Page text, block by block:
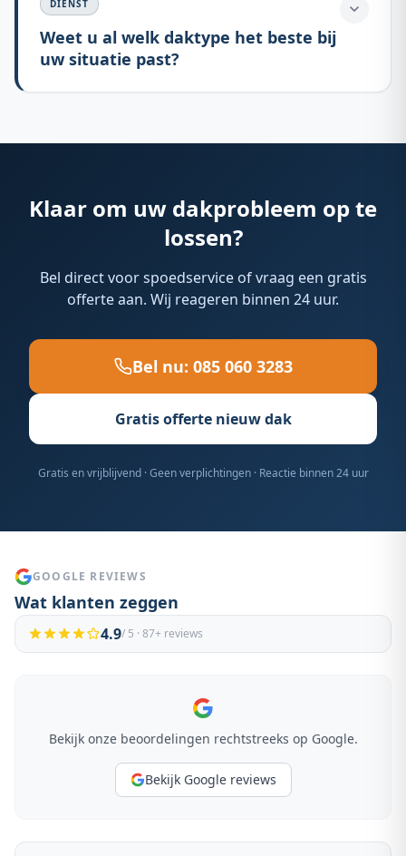
DIENST
Weet u al welk daktype het beste bij
uw situatie past?
Klaar om uw dakprobleem op te
lossen?
Bel direct voor spoedservice of vraag een gratis
offerte aan. Wij reageren binnen 24 uur.
Bel nu: 085 060 3283
Gratis offerte nieuw dak
Gratis en vrijblijvend · Geen verplichtingen · Reactie binnen 24 uur
GOOGLE REVIEWS
Wat klanten zeggen
4.9/ 5 · 87+ reviews
Bekijk onze beoordelingen rechtstreeks op Google.
Bekijk Google reviews